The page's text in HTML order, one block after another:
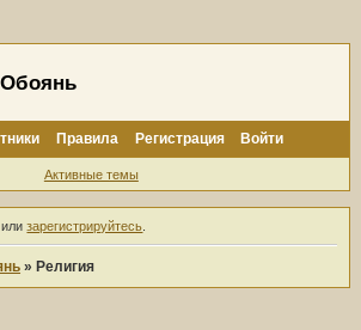
Правила Регистрация Войти
Активные темы
илизарегистрируйтесь
» Религия